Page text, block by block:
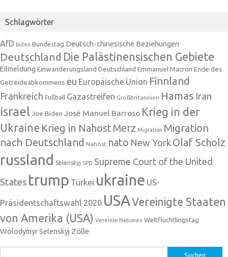
Schlagwörter
AfD biden Bundestag Deutsch-chinesische Beziehungen
Deutschland Die Palästinensischen Gebiete
Eilmeldung Einwanderungsland Deutschland Emmanuel Macron Ende des
Getreideabkommens eu Europäische Union Finnland
Frankreich Fußball Gazastreifen Großbritannien Hamas Iran
israel Joe Biden José Manuel Barroso Krieg in der
Ukraine Krieg in NahostMerz Migration Migration
nach Deutschland Nahost nato New YorkOlaf Scholz
russland Selenskyj SPD Supreme Court of the United
States trump Türkei ukraine US-
Präsidentschaftswahl 2020 USAVereinigte Staaten
von Amerika (USA) Vereinte Nationen Weltflüchtlingstag
Wolodymyr Selenskyj Zölle